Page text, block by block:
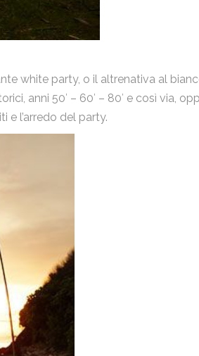
white party, o il altrenativa al
anni 50′ – 60′ – 80′ e così via,
e l’arredo del party.